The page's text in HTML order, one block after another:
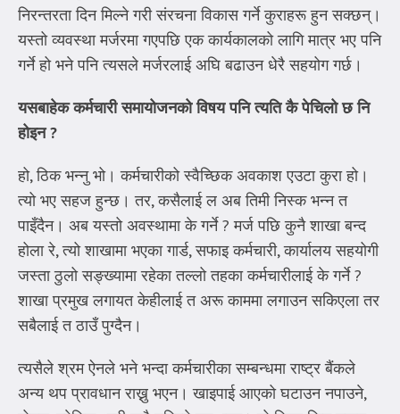
निरन्तरता दिन मिल्ने गरी संरचना विकास गर्ने कुराहरू हुन सक्छन्।
यस्तो व्यवस्था मर्जरमा गएपछि एक कार्यकालको लागि मात्र भए पनि
गर्ने हो भने पनि त्यसले मर्जरलाई अघि बढाउन धेरै सहयोग गर्छ।
यसबाहेक कर्मचारी समायोजनको विषय पनि त्यति कै पेचिलो छ नि
होइन?
हो, ठिक भन्नु भो। कर्मचारीको स्वैच्छिक अवकाश एउटा कुरा हो।
त्यो भए सहज हुन्छ। तर, कसैलाई ल अब तिमी निस्क भन्न त
पाइँदैन। अब यस्तो अवस्थामा के गर्ने ? मर्ज पछि कुनै शाखा बन्द
होला रे, त्यो शाखामा भएका गार्ड, सफाइ कर्मचारी, कार्यालय सहयोगी
जस्ता ठुलो सङ्ख्यामा रहेका तल्लो तहका कर्मचारीलाई के गर्ने ?
शाखा प्रमुख लगायत केहीलाई त अरू काममा लगाउन सकिएला तर
सबैलाई त ठाउँ पुग्दैन।
त्यसैले श्रम ऐनले भने भन्दा कर्मचारीका सम्बन्धमा राष्ट्र बैंकले
अन्य थप प्रावधान राख्नु भएन। खाइपाई आएको घटाउन नपाउने,